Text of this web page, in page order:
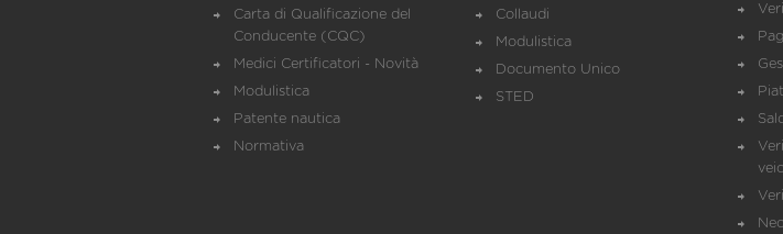
Carta di Qualificazione del
Conducente (CQC)
Medici Certificatori - Novità
Modulistica
Patente nautica
Normativa
Collaudi
Modulistica
Documento Unico
STED